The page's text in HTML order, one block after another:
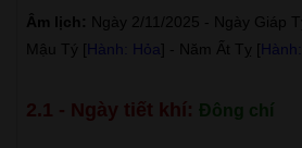
Âm lịch: Ngày 2/11/2025 - Ngày Giáp
Mậu Tý [ Hành: Hỏa ] - Năm Ất Tỵ [
2.1 - Ngày tiết khí: Đông chí